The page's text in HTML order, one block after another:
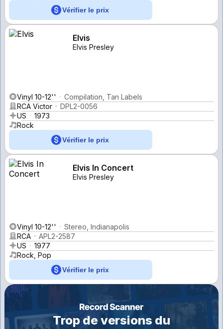
Vérifier le prix
Elvis
Elvis Presley
Vinyl 10-12''
Compilation, Tan Labels
RCA Victor
DPL2-0056
US
1973
Rock
Vérifier le prix
Elvis In Concert
Elvis Presley
Vinyl 10-12''
Stereo, Indianapolis
RCA
APL2-2587
US
1977
Rock, Pop
Vérifier le prix
Trop de versions du